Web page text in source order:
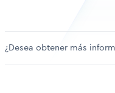
¿Desea obtener más